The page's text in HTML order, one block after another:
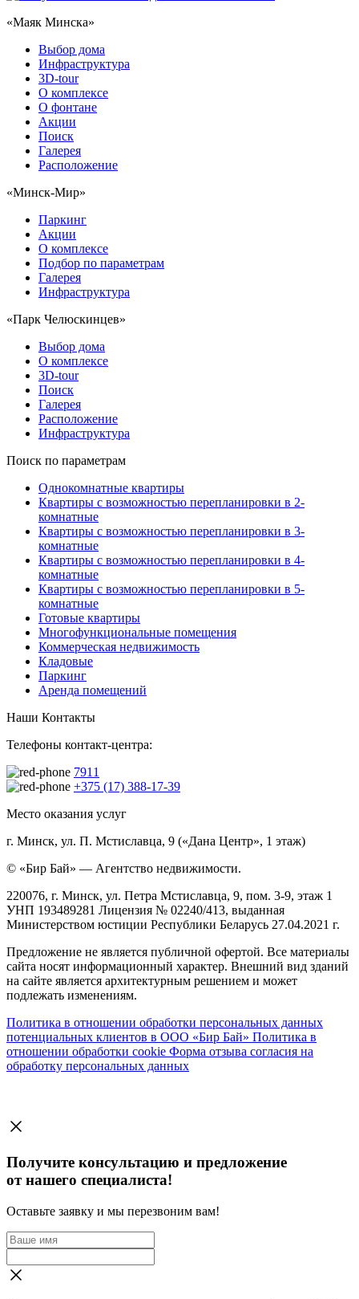
«Маяк Минска»
Выбор дома
Инфраструктура
3D-tour
О комплексе
О фонтане
Акции
Поиск
Галерея
Расположение
«Минск-Мир»
Паркинг
Акции
О комплексе
Подбор по параметрам
Галерея
Инфраструктура
«Парк Челюскинцев»
Выбор дома
О комплексе
3D-tour
Поиск
Галерея
Расположение
Инфраструктура
Поиск по параметрам
Однокомнатные квартиры
Квартиры с возможностью перепланировки в 2-
комнатные
Квартиры с возможностью перепланировки в 3-
комнатные
Квартиры с возможностью перепланировки в 4-
комнатные
Квартиры с возможностью перепланировки в 5-
комнатные
Готовые квартиры
Многофункциональные помещения
Коммерческая недвижимость
Кладовые
Паркинг
Аренда помещений
Наши Контакты
Телефоны контакт-центра:
7911
+375 (17) 388-17-39
Место оказания услуг
г. Минск, ул. П. Мстиславца, 9 («Дана Центр», 1 этаж)
© «Бир Бай» — Агентство недвижимости.
220076, г. Минск, ул. Петра Мстиславца, 9, пом. 3-9, этаж 1
УНП 193489281 Лицензия № 02240/413, выданная
Министерством юстиции Республики Беларусь 27.04.2021 г.
Предложение не является публичной офертой. Все материалы
сайта носят информационный характер. Внешний вид зданий
на сайте является архитектурным решением и может
подлежать изменениям.
Политика в отношении обработки персональных данных
потенциальных клиентов в ООО «Бир Бай» Политика в
отношении обработки cookie Форма отзыва согласия на
обработку персональных данных
Получите консультацию и предложение
от нашего специалиста!
Оставьте заявку и мы перезвоним вам!